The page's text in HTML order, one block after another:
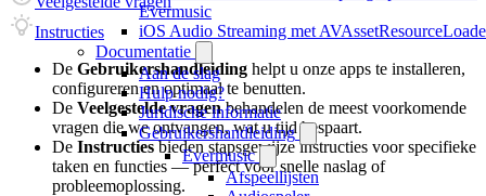
Evermusic
iOS Audio Streaming met
Documentatie
Aan de slag
Hulp nodig?
Juridische informatie
Gebruikershandleiding
Evermusic
Afspeellijsten
Instructies
De Gebruikershandleiding helpt u onze apps te installeren,
configureren en optimaal te benutten.
De Veelgestelde vragenbehandelen de meest voorkomende
vragen die we ontvangen, wat u tijd bespaart.
De Instructiesbieden stapsgewijze instructies voor specifieke
taken en functies — perfect voor snelle naslag of
probleemoplossing.